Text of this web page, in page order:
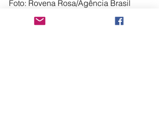
Foto: Rovena Rosa/Agência Brasil